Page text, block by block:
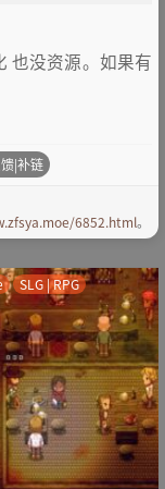
也没资源。如果有
|补链
6852.html。
SLG | RPG